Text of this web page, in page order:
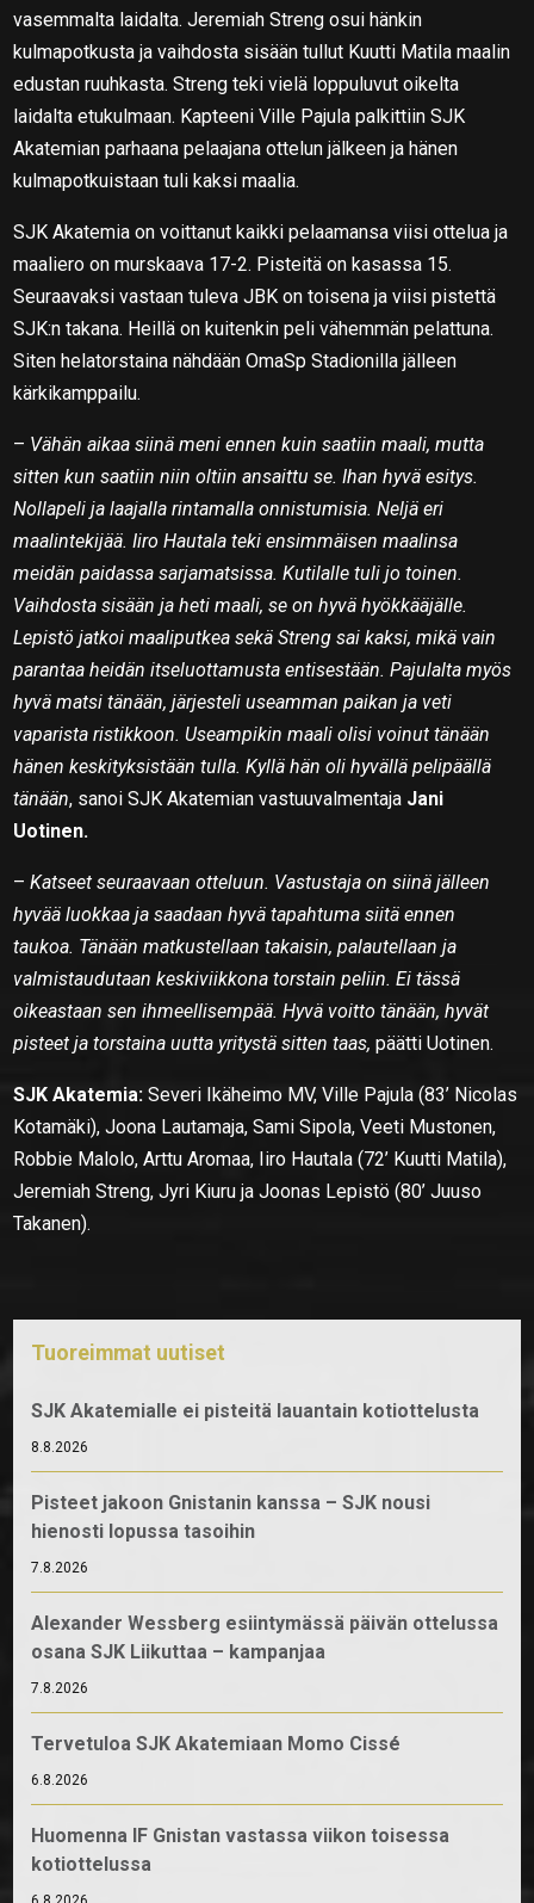
vasemmalta laidalta. Jeremiah Streng osui hänkin
kulmapotkusta ja vaihdosta sisään tullut Kuutti Matila maalin
edustan ruuhkasta. Streng teki vielä loppuluvut oikelta
laidalta etukulmaan. Kapteeni Ville Pajula palkittiin SJK
Akatemian parhaana pelaajana ottelun jälkeen ja hänen
kulmapotkuistaan tuli kaksi maalia.
SJK Akatemia on voittanut kaikki pelaamansa viisi ottelua ja
maaliero on murskaava 17-2. Pisteitä on kasassa 15.
Seuraavaksi vastaan tuleva JBK on toisena ja viisi pistettä
SJK:n takana. Heillä on kuitenkin peli vähemmän pelattuna.
Siten helatorstaina nähdään OmaSp Stadionilla jälleen
kärkikamppailu.
– Vähän aikaa siinä meni ennen kuin saatiin maali, mutta
sitten kun saatiin niin oltiin ansaittu se. Ihan hyvä esitys.
Nollapeli ja laajalla rintamalla onnistumisia. Neljä eri
maalintekijää. Iiro Hautala teki ensimmäisen maalinsa
meidän paidassa sarjamatsissa. Kutilalle tuli jo toinen.
Vaihdosta sisään ja heti maali, se on hyvä hyökkääjälle.
Lepistö jatkoi maaliputkea sekä Streng sai kaksi, mikä vain
parantaa heidän itseluottamusta entisestään. Pajulalta myös
hyvä matsi tänään, järjesteli useamman paikan ja veti
vaparista ristikkoon. Useampikin maali olisi voinut tänään
hänen keskityksistään tulla. Kyllä hän oli hyvällä pelipäällä
tänään, sanoi SJK Akatemian vastuuvalmentaja Jani
Uotinen.
–Katseet seuraavaan otteluun. Vastustaja on siinä jälleen
hyvää luokkaa ja saadaan hyvä tapahtuma siitä ennen
taukoa. Tänään matkustellaan takaisin, palautellaan ja
valmistaudutaan keskiviikkona torstain peliin. Ei tässä
oikeastaan sen ihmeellisempää. Hyvä voitto tänään, hyvät
pisteet ja torstaina uutta yritystä sitten taas, päätti Uotinen.
SJK Akatemia: Severi Ikäheimo MV, Ville Pajula (83’ Nicolas
Kotamäki), Joona Lautamaja, Sami Sipola, Veeti Mustonen,
Robbie Malolo, Arttu Aromaa, Iiro Hautala (72’ Kuutti Matila),
Jeremiah Streng, Jyri Kiuru ja Joonas Lepistö (80’ Juuso
Takanen).
Tuoreimmat uutiset
SJK Akatemialle ei pisteitä lauantain kotiottelusta
8.8.2026
Pisteet jakoon Gnistanin kanssa – SJK nousi
hienosti lopussa tasoihin
7.8.2026
Alexander Wessberg esiintymässä päivän ottelussa
osana SJK Liikuttaa – kampanjaa
7.8.2026
Tervetuloa SJK Akatemiaan Momo Cissé
6.8.2026
Huomenna IF Gnistan vastassa viikon toisessa
kotiottelussa